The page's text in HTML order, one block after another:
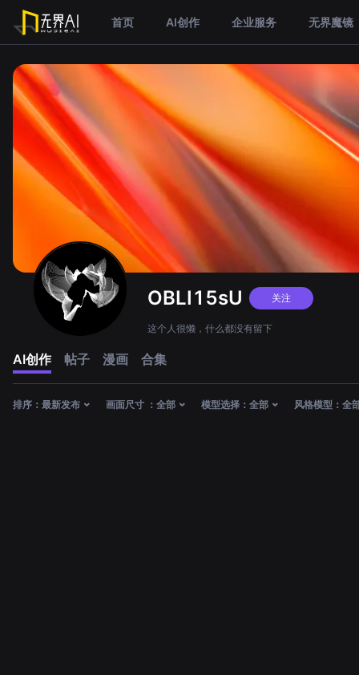
首页 AI创作 企业服务 无界魔镜
OBLI15sU 关注
这个人很懒，什么都没有留下
AI创作 帖子 漫画 合集
排序： 最新发布 画面尺寸 ： 全部 模型选择： 全部 风格模型： 全